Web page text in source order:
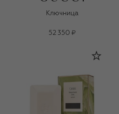
Ключница
52 350 ₽